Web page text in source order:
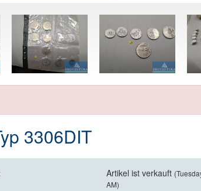
3306DIT
Artikel ist verkauft
AM)